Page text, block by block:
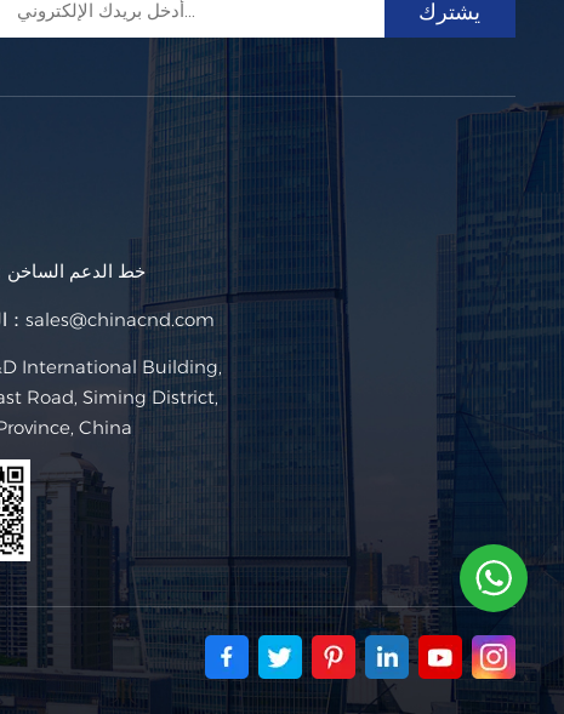
خط الدعم الساخن
البريد الإلكتروني للتواصل：sales@chinacnd.com
Road, Siming District,
China